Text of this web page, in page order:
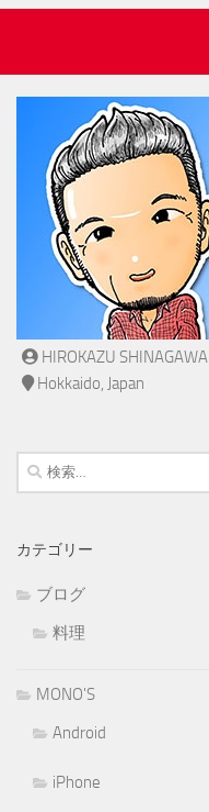
HIROKAZU SHINAGAWA
Hokkaido, Japan
検
索:
カテゴリー
ブログ
料理
MONO'S
Android
iPhone